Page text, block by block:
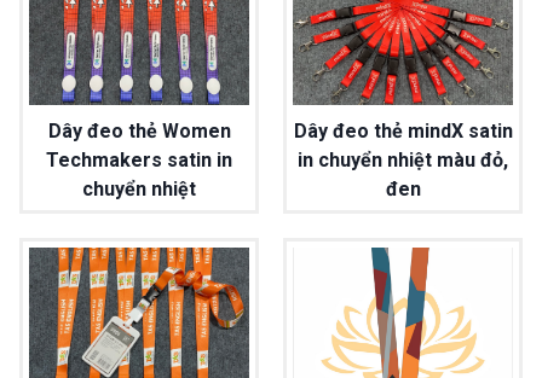
Dây đeo thẻ Women
Techmakers satin in
chuyển nhiệt
Dây đeo thẻ mindX satin
in chuyển nhiệt màu đỏ,
đen